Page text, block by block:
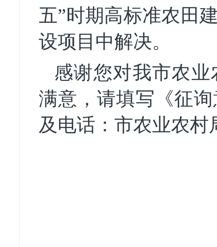
五”时期高标准农田
设项目中解决。
感谢您对我市农
满意，请填写《征
及电话：市农业农